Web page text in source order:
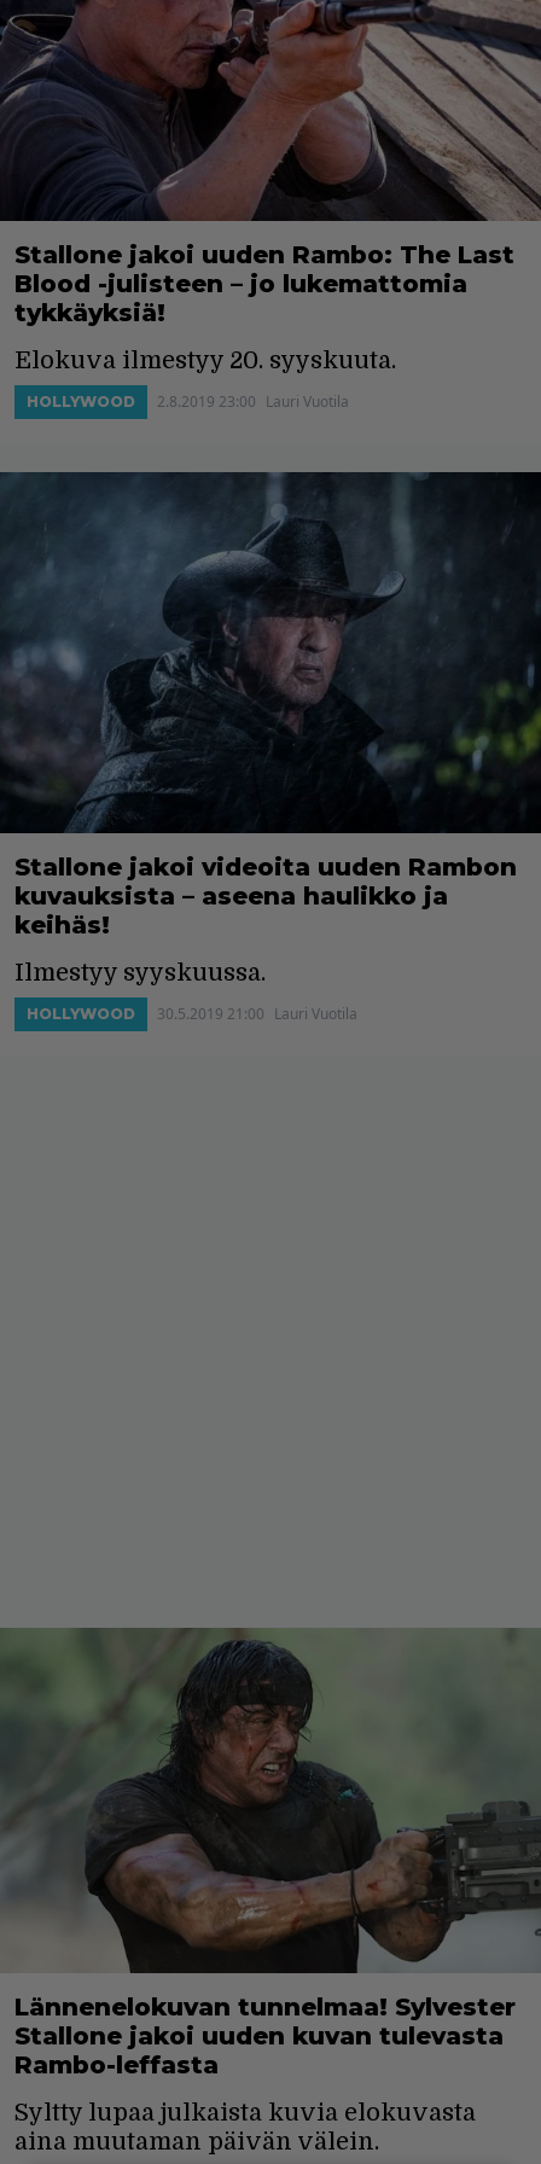
Stallone jakoi uuden Rambo: The Last
Blood -julisteen – jo lukemattomia
tykkäyksiä!
Elokuva ilmestyy 20. syyskuuta.
HOLLYWOOD 2.8.2019 23:00 Lauri Vuotila
Stallone jakoi videoita uuden Rambon
kuvauksista – aseena haulikko ja
keihäs!
Ilmestyy syyskuussa.
HOLLYWOOD 30.5.2019 21:00 Lauri Vuotila
Lännenelokuvan tunnelmaa! Sylvester
Stallone jakoi uuden kuvan tulevasta
Rambo-leffasta
Syltty lupaa julkaista kuvia elokuvasta
aina muutaman päivän välein.